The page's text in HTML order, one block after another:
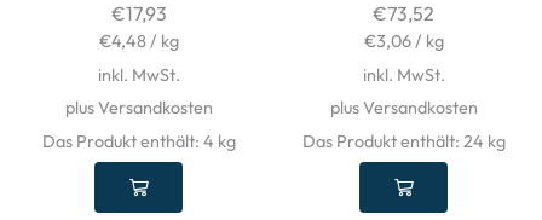
€17,93
€4,48/ kg
inkl. MwSt.
plus Versandkosten
Das Produkt enthält: 4 kg
€73,52
€3,06/ kg
inkl. MwSt.
plus Versandkosten
Das Produkt enthält: 24 kg